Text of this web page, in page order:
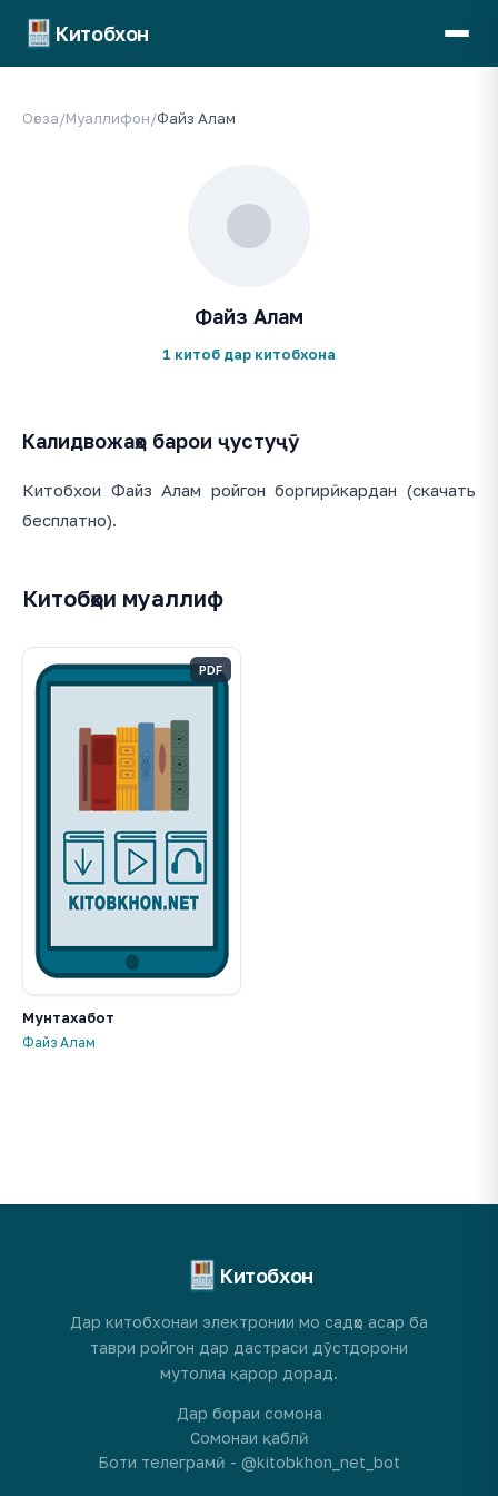
Китобхон
Оғоза/Муаллифон/Файз Алам
Файз Алам
1 китоб дар китобхона
Калидвожаҳо барои ҷустуҷӯ
Китобхои Файз Алам ройгон боргирӣ кардан (скачать
бесплатно).
Китобҳои муаллиф
PDF
Мунтахабот
Файз Алам
Китобхон
Дар китобхонаи электронии мо садҳо асар ба
таври ройгон дар дастраси дӯстдорони
мутолиа қарор дорад.
Дар бораи сомона
Сомонаи қаблӣ
Боти телеграмӣ - @kitobkhon_net_bot